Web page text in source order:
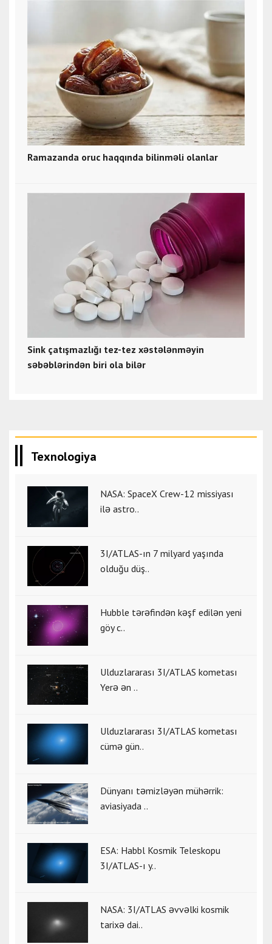
Ramazanda oruc haqqında bilinməli olanlar
Sink çatışmazlığı tez-tez xəstələnməyin
səbəblərindən biri ola bilər
Texnologiya
NASA: SpaceX Crew-12 missiyası
ilə astro..
3I/ATLAS-ın 7 milyard yaşında
olduğu düş..
Hubble tərəfindən kəşf edilən yeni
göy c..
Ulduzlararası 3I/ATLAS kometası
Yerə ən ..
Ulduzlararası 3I/ATLAS kometası
cümə gün..
Dünyanı təmizləyən mühərrik:
aviasiyada ..
ESA: Habbl Kosmik Teleskopu
3I/ATLAS-ı y..
NASA: 3I/ATLAS əvvəlki kosmik
tarixə dai..